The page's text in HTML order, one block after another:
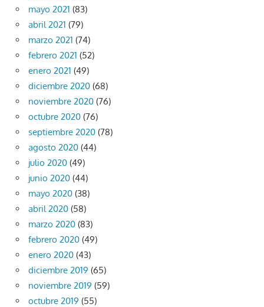
mayo 2021 (83)
abril 2021 (79)
marzo 2021 (74)
febrero 2021 (52)
enero 2021 (49)
diciembre 2020 (68)
noviembre 2020 (76)
octubre 2020 (76)
septiembre 2020 (78)
agosto 2020 (44)
julio 2020 (49)
junio 2020 (44)
mayo 2020 (38)
abril 2020 (58)
marzo 2020 (83)
febrero 2020 (49)
enero 2020 (43)
diciembre 2019 (65)
noviembre 2019 (59)
octubre 2019 (55)